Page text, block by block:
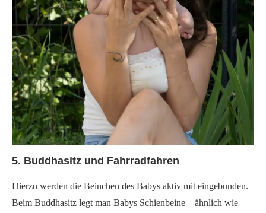
5. Buddhasitz und Fahrradfahren
Hierzu werden die Beinchen des Babys aktiv mit eingebunden.
Beim Buddhasitz legt man Babys Schienbeine – ähnlich wie